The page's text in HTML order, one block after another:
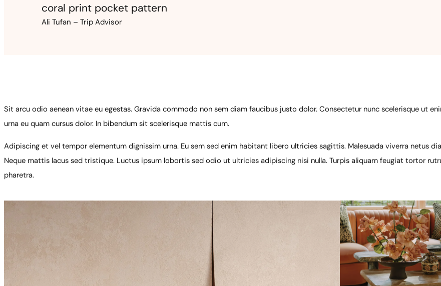
coral print pocket pattern
Ali Tufan – Trip Advisor
Sit arcu odio aenean vitae eu egestas. Gravida commodo non sem diam faucibus justo dolor. Consectetur nunc scelerisque ut
urna eu quam cursus dolor. In bibendum sit scelerisque mattis cum.
Adipiscing et vel tempor elementum dignissim urna. Eu sem sed enim habitant libero ultricies sagittis. Malesuada viverra netus
Neque mattis lacus sed tristique. Luctus ipsum lobortis sed odio ut ultricies adipiscing nisi nulla. Turpis aliquam feugiat tortor
pharetra.